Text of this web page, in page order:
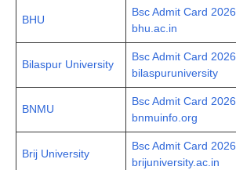
BHU
Bsc Admit Card 2026
bhu.ac.in
Bilaspur University
Bsc Admit Card 2026
bilaspuruniversity
BNMU
Bsc Admit Card 2026
bnmuinfo.org
Brij University
Bsc Admit Card 2026
brijuniversity.ac.in